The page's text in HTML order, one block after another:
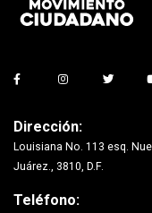
Dirección:
Louisiana No. 113 esq.
Juárez., 3810, D.F.
Teléfono: